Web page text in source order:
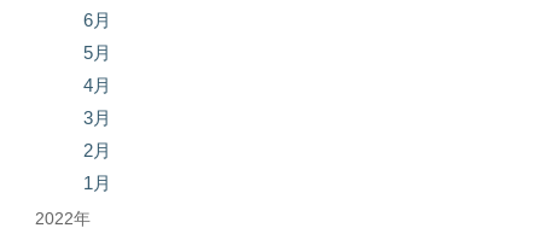
6月
5月
4月
3月
2月
1月
2022年